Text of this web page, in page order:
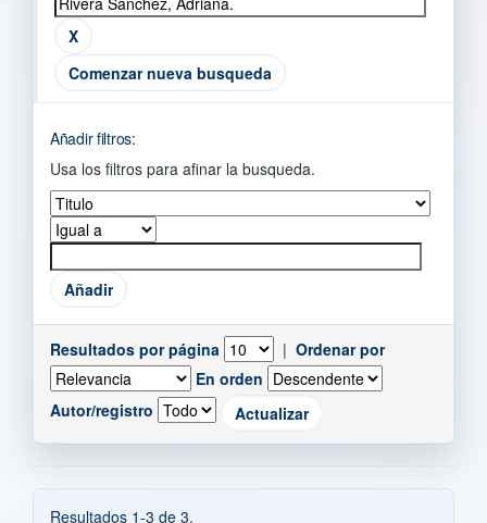
Comenzar nueva busqueda
Añadir filtros:
Usa los filtros para afinar la busqueda.
Resultados por página | Ordenar por
En orden
Autor/registro
Resultados 1-3 de 3.